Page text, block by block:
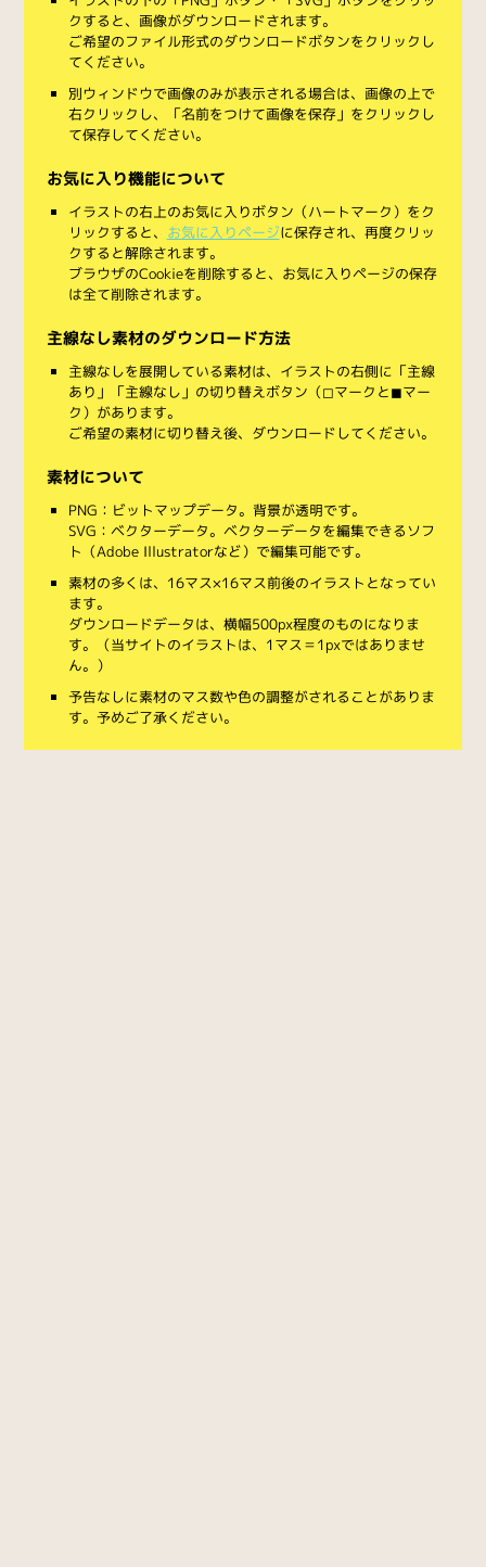
クすると、画像がダウンロードされます。
ご希望のファイル形式のダウンロードボタンをクリックし
てください。
別ウィンドウで画像のみが表示される場合は、画像の上で
右クリックし、「名前をつけて画像を保存」をクリックし
て保存してください。
お気に入り機能について
イラストの右上のお気に入りボタン（ハートマーク）をク
リックすると、 お気に入りページに保存され、再度クリッ
クすると解除されます。
ブラウザのCookieを削除すると、お気に入りページの保存
は全て削除されます。
主線なし素材のダウンロード方法
主線なしを展開している素材は、イラストの右側に「主線
あり」「主線なし」の切り替えボタン（◻︎マークと◼︎マー
ク）があります。
ご希望の素材に切り替え後、ダウンロードしてください。
素材について
PNG：ビットマップデータ。背景が透明です。
SVG：ベクターデータ。ベクターデータを編集できるソフ
ト（Adobe Illustratorなど）で編集可能です。
素材の多くは、16マス×16マス前後のイラストとなってい
ます。
ダウンロードデータは、横幅500px程度のものになりま
す。（当サイトのイラストは、1マス＝1pxではありませ
ん。）
予告なしに素材のマス数や色の調整がされることがありま
す。予めご了承ください。